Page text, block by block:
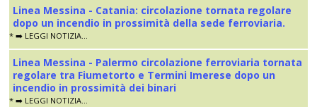
Linea Messina - Catania: circolazione tornata regolare
dopo un incendio in prossimità della sede ferroviaria.
* ➡️ LEGGI NOTIZIA...
Linea Messina - Palermo circolazione ferroviaria tornata
regolare tra Fiumetorto e Termini Imerese dopo un
incendio in prossimità dei binari
* ➡️ LEGGI NOTIZIA...